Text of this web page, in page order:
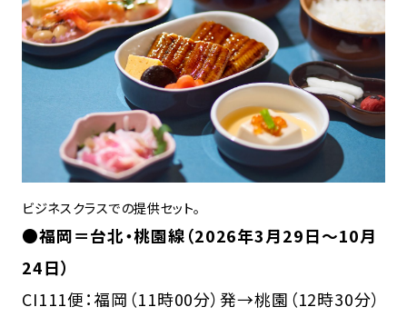
ビジネスクラスでの提供セット。
●福岡＝台北・桃園線（2026年3月29日～10月
24日）
CI111便：福岡（11時00分）発→桃園（12時30分）